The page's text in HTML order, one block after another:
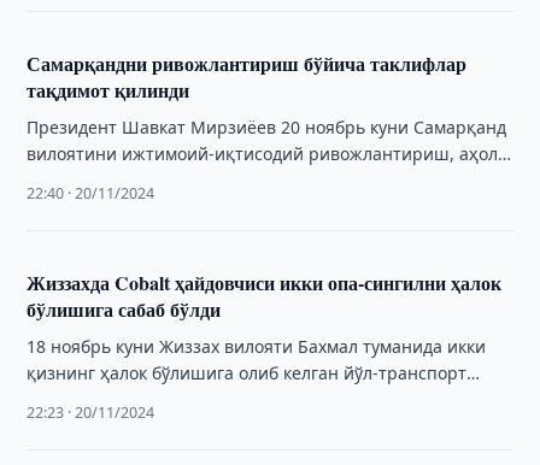
Самарқандни ривожлантириш бўйича таклифлар
тақдимот қилинди
Президент Шавкат Мирзиёев 20 ноябрь куни Самарқанд
вилоятини ижтимоий-иқтисодий ривожлантириш, аҳоли
юзасидан йиғилиш ўтказди.
22:40 · 20/11/2024
Жиззахда Cobalt ҳайдовчиси икки опа-сингилни ҳалок
бўлишига сабаб бўлди
18 ноябрь куни Жиззах вилояти Бахмал туманида икки
қизнинг ҳалок бўлишига олиб келган йўл-транспорт
22:23 · 20/11/2024